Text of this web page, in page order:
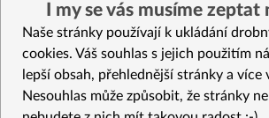
Čokoládové muffiny s mangovým krémem
Meruňky a jablka v citrónovém želé
Vybrané recepty
I my se vás musíme zeptat
Naše stránky používají k ukládání
cookies. Váš souhlas s jejich použitím
lepší obsah, přehlednější stránky a více
Nesouhlas může způsobit, že stránky